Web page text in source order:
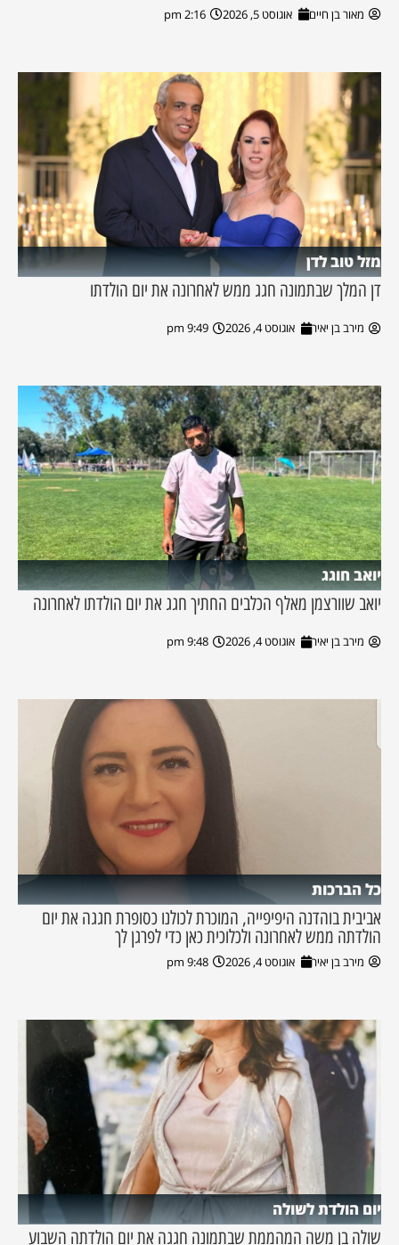
מאור בן חיים אוגוסט 5, 2026 2:16 pm
מזל טוב לדן
דן המלך שבתמונה חגג ממש לאחרונה את יום הולדתו
מירב בן יאיר אוגוסט 4, 2026 9:49 pm
יואב חוגג
יואב שוורצמן מאלף הכלבים החתיך חגג את יום הולדתו לאחרונה
מירב בן יאיר אוגוסט 4, 2026 9:48 pm
כל הברכות
אביבית בוהדנה היפיפייה, המוכרת לכולנו כסופרת חגגה את יום
הולדתה ממש לאחרונה ולכלוכית כאן כדי לפרגן לך
מירב בן יאיר אוגוסט 4, 2026 9:48 pm
יום הולדת לשולה
שולה בן משה המהממת שבתמונה חגגה את יום הולדתה השבוע